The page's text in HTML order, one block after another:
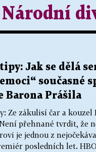
Národní
Jak se dělá
současné
Barona Prášila
Ze zákulisí čar a kouzel
přehnané tvrdit, že
je jednou z
posledních let.